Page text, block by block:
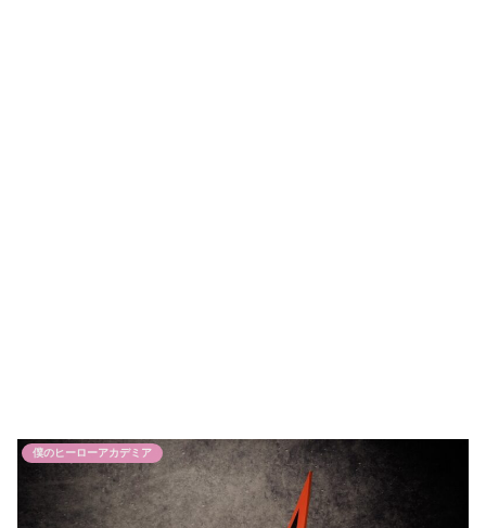
僕のヒーローアカデミア